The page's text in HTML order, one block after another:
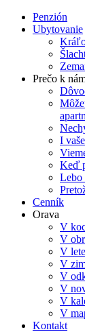
Penzión
Ubytovanie
Prečo k
I
Keď
Lebo
Cenník
Orava
V
V
V lete
V
V
V
V
V
Kontakt